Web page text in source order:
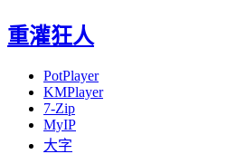
重灌狂人
PotPlayer
KMPlayer
7-Zip
MyIP
大字